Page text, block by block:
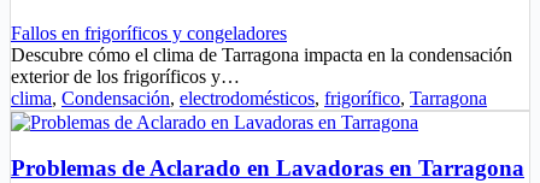
Fallos en frigoríficos y congeladores
Descubre cómo el clima de Tarragona impacta en la condensación
exterior de los frigoríficos y…
clima, Condensación, electrodomésticos, frigorífico, Tarragona
Problemas de Aclarado en Lavadoras en Tarragona